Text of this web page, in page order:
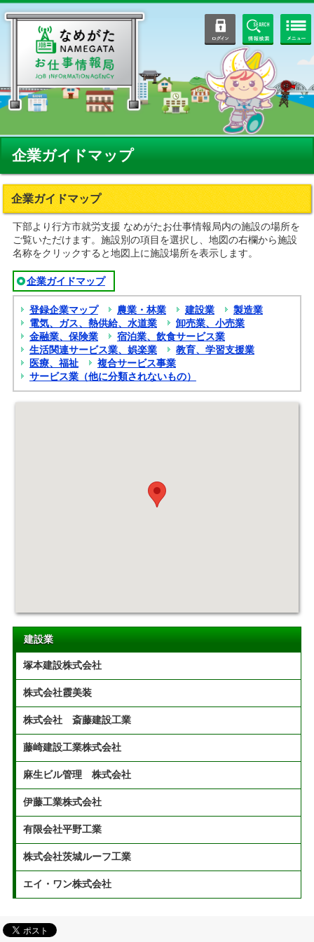
ログイン 情報検索
企業ガイドマップ
企業ガイドマップ
下部より行方市就労支援 なめがたお仕事情報局内の施設の場所を
ご覧いただけます。施設別の項目を選択し、地図の右欄から施設
名称をクリックすると地図上に施設場所を表示します。
企業ガイドマップ
登録企業マップ 農業・林業 建設業
製造業
電気、ガス、熱供給、水道業
卸売業、小売業
金融業、保険業
宿泊業、飲食サービス業
生活関連サービス業、娯楽業
教育、学習支援業
医療、福祉
複合サービス事業
サービス業（他に分類されないもの）
建設業
塚本建設株式会社
株式会社霞美装
株式会社 斎藤建設工業
藤崎建設工業株式会社
麻生ビル管理 株式会社
伊藤工業株式会社
有限会社平野工業
株式会社茨城ルーフ工業
エイ・ワン株式会社